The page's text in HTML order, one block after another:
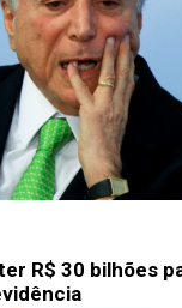
R$ 30 bilhões